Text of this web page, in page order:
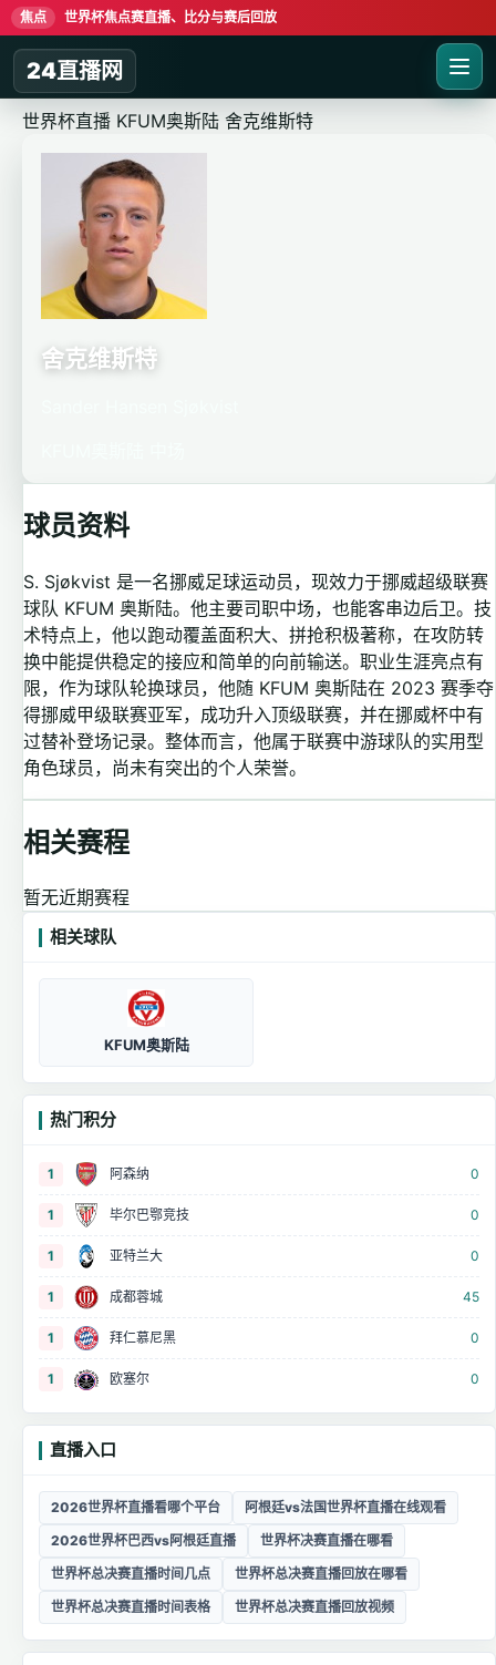
焦点 世界杯焦点赛直播、比分与赛后回放
24直播网
世界杯直播 KFUM奥斯陆 舍克维斯特
舍克维斯特
球员资料
S. Sjøkvist 是一名挪威足球运动员，现效力于挪威超级联赛
球队 KFUM 奥斯陆。他主要司职中场，也能客串边后卫。技
术特点上，他以跑动覆盖面积大、拼抢积极著称，在攻防转
换中能提供稳定的接应和简单的向前输送。职业生涯亮点有
限，作为球队轮换球员，他随 KFUM 奥斯陆在 2023 赛季夺
得挪威甲级联赛亚军，成功升入顶级联赛，并在挪威杯中有
过替补登场记录。整体而言，他属于联赛中游球队的实用型
角色球员，尚未有突出的个人荣誉。
相关赛程
暂无近期赛程
相关球队
KFUM奥斯陆
热门积分
1 阿森纳 0
1 毕尔巴鄂竞技 0
1 亚特兰大 0
1 成都蓉城 45
1 拜仁慕尼黑 0
1 欧塞尔 0
直播入口
2026世界杯直播看哪个平台
阿根廷vs法国世界杯直播在线观看
2026世界杯巴西vs阿根廷直播
世界杯决赛直播在哪看
世界杯总决赛直播时间几点
世界杯总决赛直播回放在哪看
世界杯总决赛直播时间表格
世界杯总决赛直播回放视频